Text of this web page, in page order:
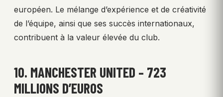
européen. Le mélange d’expérience et de créativité
de l’équipe, ainsi que ses succès internationaux,
contribuent à la valeur élevée du club.
10. MANCHESTER UNITED – 723
MILLIONS D’EUROS